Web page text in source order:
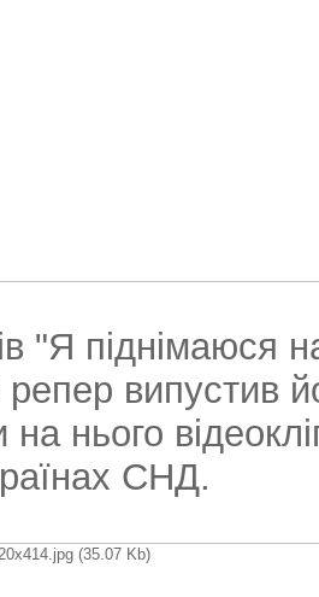
"Я
випустив
нього
СНД.